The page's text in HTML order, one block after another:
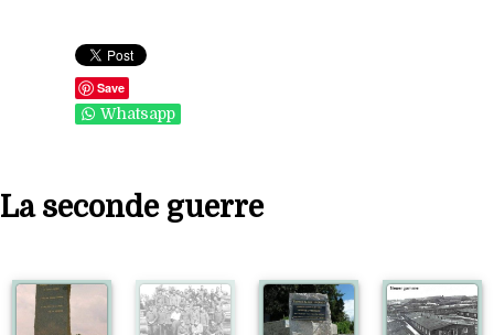
Save
Whatsapp
La seconde guerre